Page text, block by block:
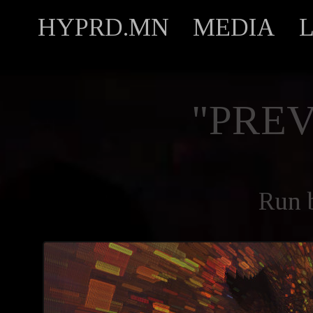
HYPRD.MN MEDIA
Run